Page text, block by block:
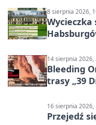
8 sierpnia 2026,
14 sierpnia 2026,
Bleeding
trasy „39
16 sierpnia 2026,
Przejedź